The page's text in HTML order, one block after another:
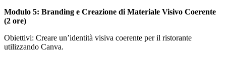
Modulo 5: Branding e Creazione di Materiale Visivo Coerente
(2 ore)
Obiettivi: Creare un’identità visiva coerente per il ristorante
utilizzando Canva.